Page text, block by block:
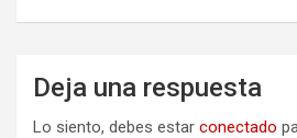
Deja una respuesta
Lo siento, debes estar conectado